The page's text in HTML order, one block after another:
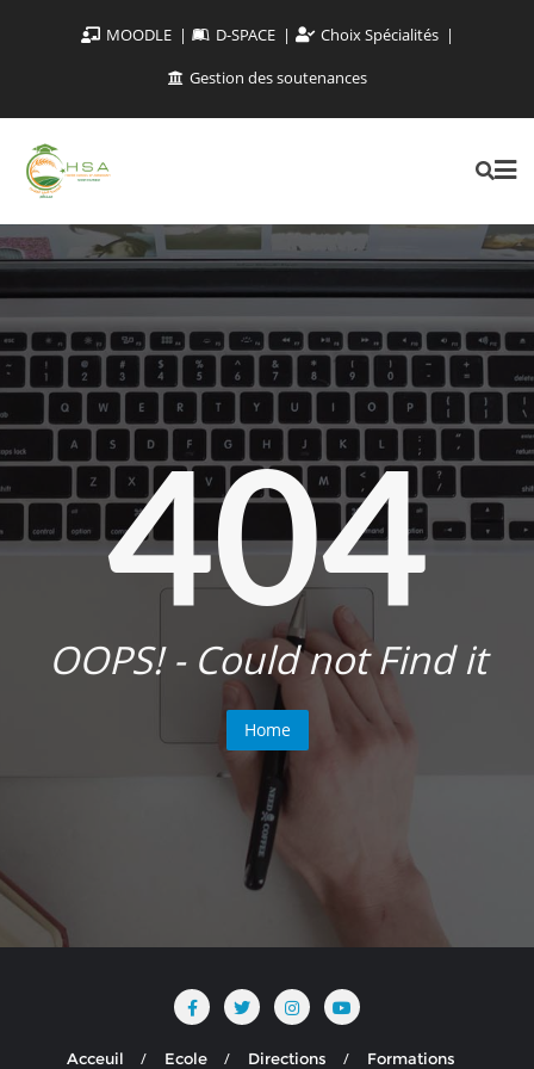
MOODLE D-SPACE
Choix Spécialités
Gestion des soutenances
404
OOPS! - Could not Find it
Home
Acceuil Ecole Directions Formations